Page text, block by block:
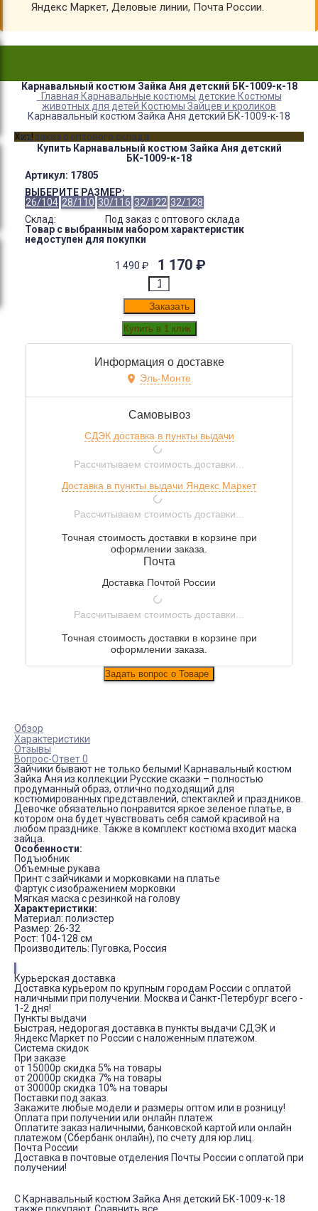
Яндекс Маркет, Деловые линии, Почта России.
Карнавальный костюм Зайка Аня детский БК-1009-к-18
Главная Карнавальные костюмы детские Костюмы
животных для детей Костюмы Зайцев и кроликов
Карнавальный костюм Зайка Аня детский БК-1009-к-18
Хит!
Под заказ с оптового склада
Купить Карнавальный костюм Зайка Аня детский
БК-1009-к-18
Артикул: 17805
ВЫБЕРИТЕ РАЗМЕР:
26/104 28/110 30/116 32/122 32/128
Склад:
Под заказ с оптового склада
Товар с выбранным набором характеристик
недоступен для покупки
1 490 ₽ 1 170 ₽
Заказать
Информация о доставке
Эль-Монте
Самовывоз
СДЭК доставка в пункты выдачи
Рассчитываем стоимость доставки...
Доставка в пункты выдачи Яндекс Маркет
Рассчитываем стоимость доставки...
Точная стоимость доставки в корзине при
оформлении заказа.
Почта
Доставка Почтой России
Рассчитываем стоимость доставки...
Точная стоимость доставки в корзине при
оформлении заказа.
Обзор
Характеристики
Отзывы
Вопрос-Ответ 0
Зайчики бывают не только белыми! Карнавальный костюм
Зайка Аня из коллекции Русские сказки – полностью
продуманный образ, отлично подходящий для
костюмированных представлений, спектаклей и праздников.
Девочке обязательно понравится яркое зеленое платье, в
котором она будет чувствовать себя самой красивой на
любом празднике. Также в комплект костюма входит маска
зайца.
Особенности:
Подъюбник
Объемные рукава
Принт с зайчиками и морковками на платье
Фартук с изображением морковки
Мягкая маска с резинкой на голову
Характеристики:
Материал: полиэстер
Размер: 26-32
Рост: 104-128 см
Производитель: Пуговка, Россия
Курьерская доставка
Доставка курьером по крупным городам России с оплатой
наличными при получении. Москва и Санкт-Петербург всего -
1-2 дня!
Пункты выдачи
Быстрая, недорогая доставка в пункты выдачи СДЭК и
Яндекс Маркет по России с наложенным платежом.
Система скидок
При заказе
от 15000р скидка 5% на товары
от 20000р скидка 7% на товары
от 30000р скидка 10% на товары
Поставки под заказ.
Закажите любые модели и размеры оптом или в розницу!
Оплата при получении или онлайн платеж
Оплатите заказ наличными, банковской картой или онлайн
платежом (Сбербанк онлайн), по счету для юр.лиц.
Почта России
Доставка в почтовые отделения Почты России с оплатой при
получении!
С Карнавальный костюм Зайка Аня детский БК-1009-к-18